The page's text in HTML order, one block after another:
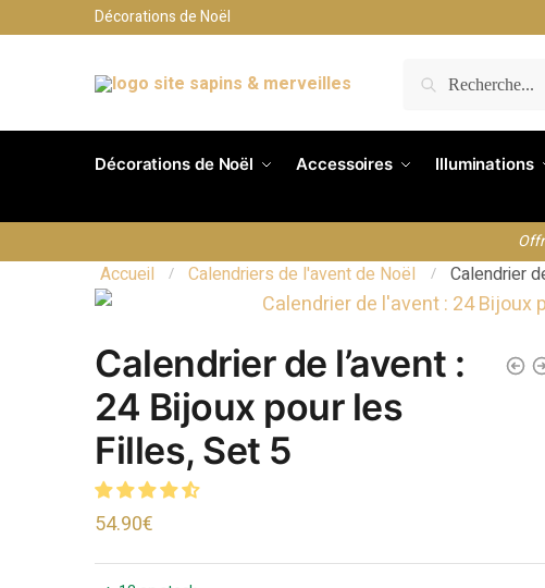
Décorations de Noël
RECHERCHE
Décorations de Noël Accessoires Illuminations
Accueil / Calendriers de l'avent de Noël / Calendrier
Calendrier de l’avent :
24 Bijoux pour les
Filles, Set 5
54.90€